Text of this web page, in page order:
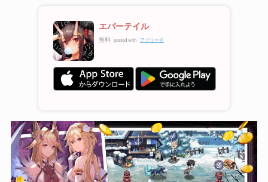
エバーテイル
無料 posted with アプリーチ